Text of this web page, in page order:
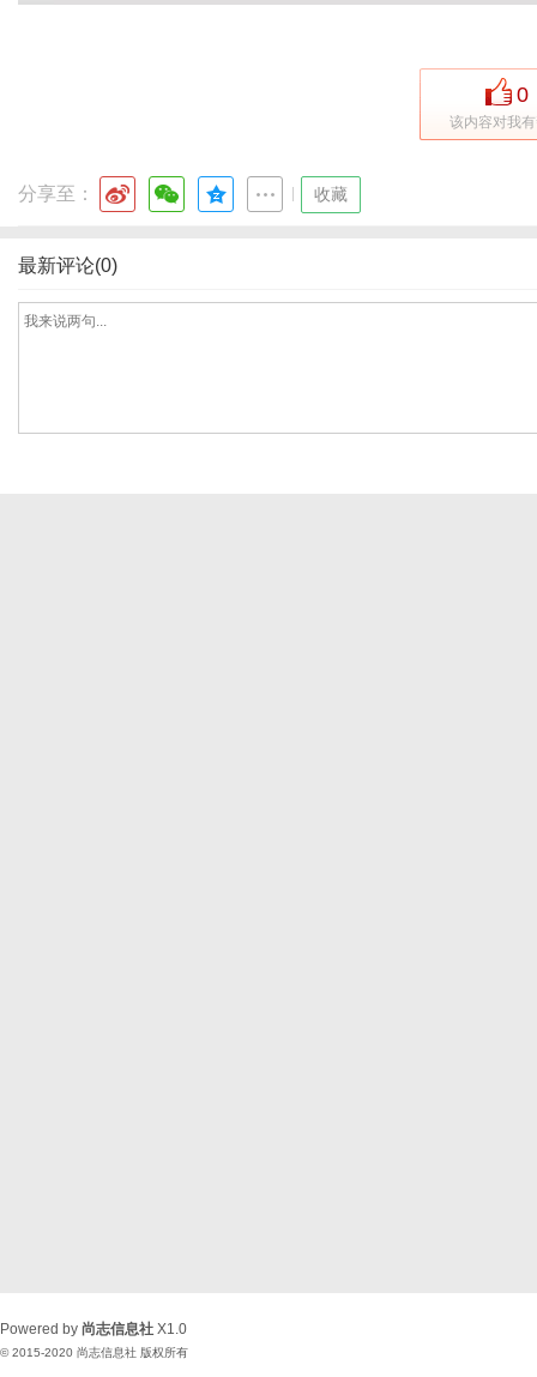
0
该内容对我
分享至： 收藏
最新评论(0)
Powered by 尚志信息社 X1.0
© 2015-2020 尚志信息社 版权所有